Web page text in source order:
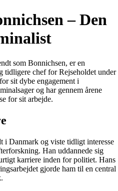
– Den
som Bonnichsen, er en
tidligere chef for Rejseholdet under
sit dybe engagement i
og har gennem årene
for sit arbejde.
i Danmark og viste tidligt interesse
Han uddannede sig
karriere inden for politiet. Hans
gjorde ham til en central